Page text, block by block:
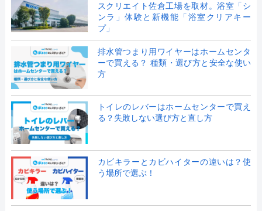
スクリエイト佐倉工場を取材。浴室「シ
ンラ」体験と新機能「浴室クリアキー
プ」
排水管つまり用ワイヤーはホームセンタ
ーで買える？ 種類・選び方と安全な使い
方
トイレのレバーはホームセンターで買え
る？失敗しない選び方と直し方
カビキラーとカビハイターの違いは？使
う場所で選ぶ！